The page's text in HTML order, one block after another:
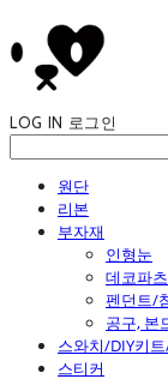
LOG IN 로그인
원단
리본
부자재
인형눈
데코파츠
펜던트/
공구, 본
스와치/DIY키
스티커